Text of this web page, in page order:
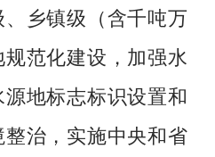
乡镇级（含千吨万
范化建设，加强水
地标志标识设置和
治，实施中央和省